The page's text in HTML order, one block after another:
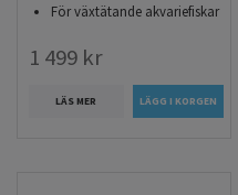
För växtätande akvariefiskar
1 499 kr
LÄS MER